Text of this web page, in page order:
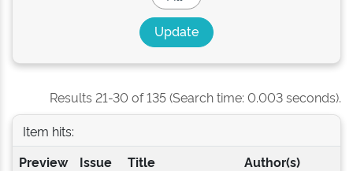
Results 21-30 of 135 (Search time: 0.003 seconds).
Item hits:
Preview
Issue
Title Author(s)